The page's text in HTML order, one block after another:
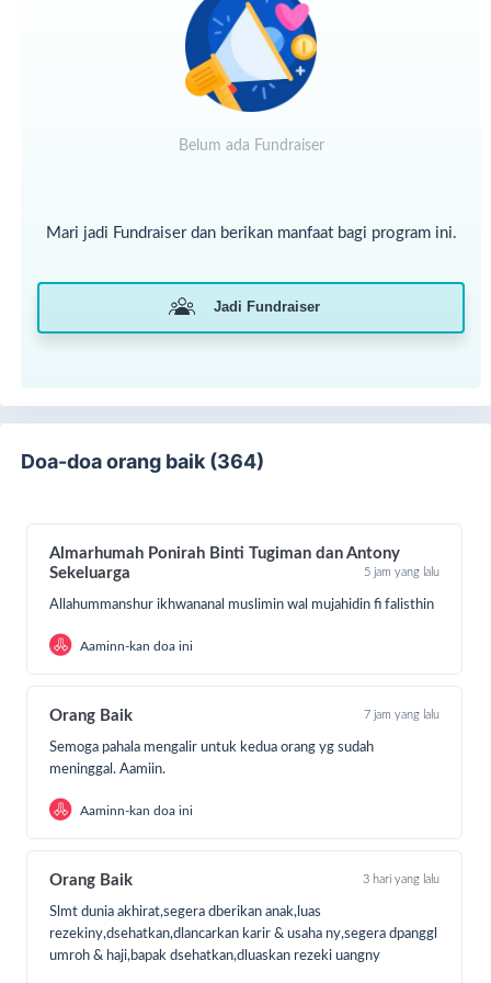
Akibatnya, penyakit kulit mewabah di pengungsian padat
Sejak 2020, Adara Relief International telah membangun
bangun, ribuan warga Gaza telah merasakan manfaatnya.
Namun, agresi yang tak berbelas kasih menghancurkan
aliran air bersih dari sumur-sumur Sahabat Adara yang telah
berdiri.
Belum ada Fundraiser
Mari jadi Fundraiser dan berikan manfaat bagi program ini.
Jadi Fundraiser
Doa-doa orang baik (364)
Almarhumah Ponirah Binti Tugiman dan Antony
Sekeluarga
5 jam yang lalu
Allahummanshur ikhwananal muslimin wal mujahidin fi falisthin
Aaminn-kan doa ini
Orang Baik 7 jam yang lalu
Semoga pahala mengalir untuk kedua orang yg sudah
meninggal. Aamiin.
Aaminn-kan doa ini
Orang Baik 3 hari yang lalu
Slmt dunia akhirat,segera dberikan anak,luas
rezekiny,dsehatkan,dlancarkan karir & usaha ny,segera dpanggl
umroh & haji,bapak dsehatkan,dluaskan rezeki uangny